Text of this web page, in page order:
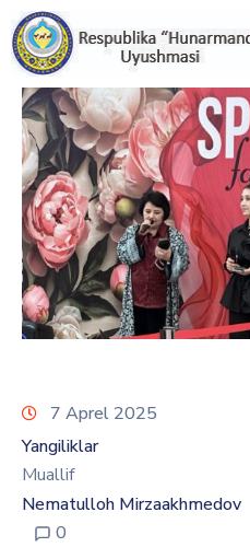
Bosh
Sahifa
Uyushma
Haqida
Tadbirlar
Milliy
Katalog
7 Aprel 2025
Yangiliklar
Muallif
Nematulloh Mirzaakhmedov
0